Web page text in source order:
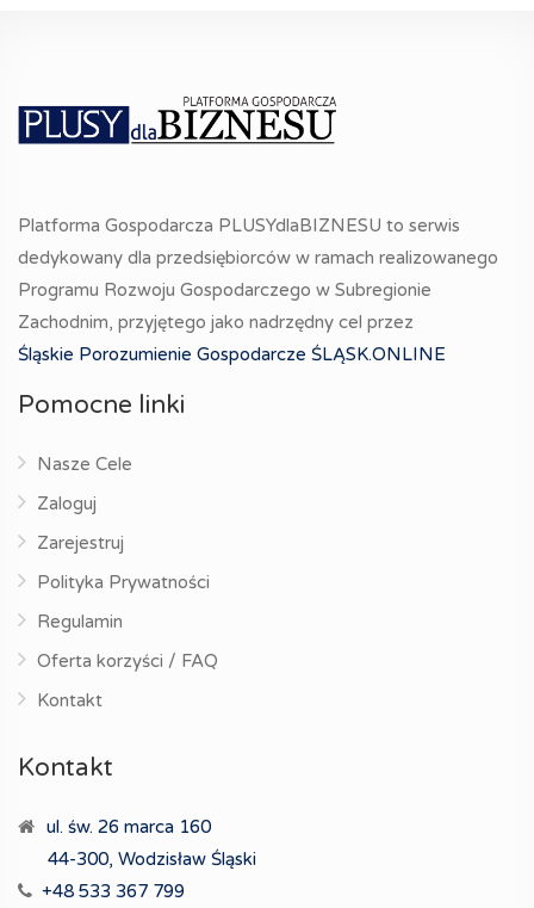
Platforma Gospodarcza PLUSYdlaBIZNESU to serwis
dedykowany dla przedsiębiorców w ramach realizowanego
Programu Rozwoju Gospodarczego w Subregionie
Zachodnim, przyjętego jako nadrzędny cel przez
Śląskie Porozumienie Gospodarcze ŚLĄSK.ONLINE
Pomocne linki
Nasze Cele
Zaloguj
Zarejestruj
Polityka Prywatności
Regulamin
Oferta korzyści / FAQ
Kontakt
Kontakt
ul. św. 26 marca 160
44-300, Wodzisław Śląski
+48 533 367 799